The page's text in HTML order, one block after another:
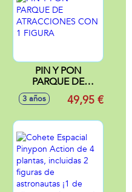
PIN Y PON
PARQUE DE
ATRACCIONES
CON 1 FIGURA
3 años 49,95 €